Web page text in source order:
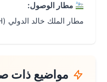
مطار الوصول:
مطار الملك خالد الدولي (RUH)
مواضيع ذات صلة